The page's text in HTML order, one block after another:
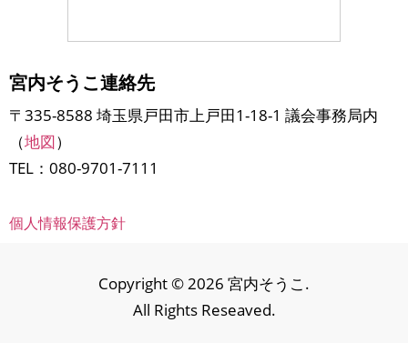
宮内そうこ連絡先
〒335-8588 埼玉県戸田市上戸田1-18-1 議会事務局内
（地図）
TEL：080-9701-7111
個人情報保護方針
Copyright © 2026 宮内そうこ.
All Rights Reseaved.